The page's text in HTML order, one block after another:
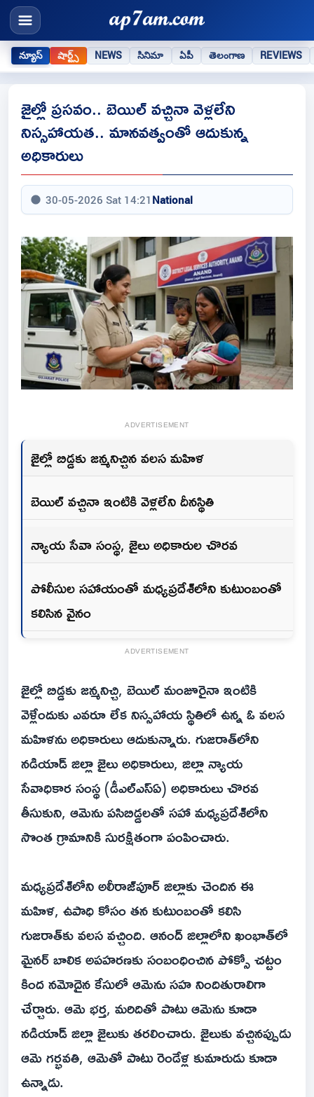
న్యూస్ షార్ట్స్ NEWS సినిమా ఏపీ తెలంగాణ REVIEWS
జైల్లో ప్రసవం.. బెయిల్‌ వచ్చినా వెళ్లలేని
నిస్సహాయత.. మానవత్వంతో ఆదుకున్న
అధికారులు
30-05-2026 Sat 14:21 National
ADVERTISEMENT
జైల్లో బిడ్డకు జన్మనిచ్చిన వలస మహిళ
బెయిల్ వచ్చినా ఇంటికి వెళ్లలేని దీనస్థితి
న్యాయ సేవా సంస్థ, జైలు అధికారుల చొరవ
పోలీసుల సహాయంతో మధ్యప్రదేశ్‌లోని కుటుంబంతో
కలిసిన వైనం
ADVERTISEMENT
జైల్లో బిడ్డకు జన్మనిచ్చి, బెయిల్ మంజూరైనా ఇంటికి
వెళ్లేందుకు ఎవరూ లేక నిస్సహాయ స్థితిలో ఉన్న ఓ వలస
మహిళను అధికారులు ఆదుకున్నారు. గుజరాత్‌లోని
నడియాడ్ జిల్లా జైలు అధికారులు, జిల్లా న్యాయ
సేవాధికార సంస్థ (డీఎల్ఎస్ఏ) అధికారులు చొరవ
తీసుకుని, ఆమెను పసిబిడ్డలతో సహా మధ్యప్రదేశ్‌లోని
సొంత గ్రామానికి సురక్షితంగా పంపించారు.
మధ్యప్రదేశ్‌లోని అలీరాజ్‌పూర్ జిల్లాకు చెందిన ఈ
మహిళ, ఉపాధి కోసం తన కుటుంబంతో కలిసి
గుజరాత్‌కు వలస వచ్చింది. ఆనంద్ జిల్లాలోని ఖంభాత్‌లో
మైనర్ బాలిక అపహరణకు సంబంధించిన పోక్సో చట్టం
కింద నమోదైన కేసులో ఆమెను సహ నిందితురాలిగా
చేర్చారు. ఆమె భర్త, మరిదితో పాటు ఆమెను కూడా
నడియాడ్ జిల్లా జైలుకు తరలించారు. జైలుకు వచ్చినప్పుడు
ఆమె గర్భవతి, ఆమెతో పాటు రెండేళ్ల కుమారుడు కూడా
ఉన్నాడు.